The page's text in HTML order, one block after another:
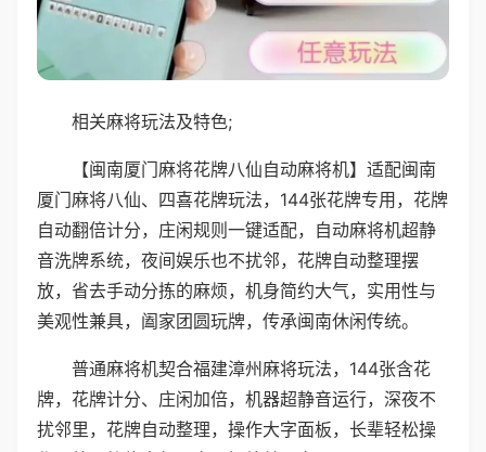
相关麻将玩法及特色;
【闽南厦门麻将花牌八仙自动麻将机】适配闽南
厦门麻将八仙、四喜花牌玩法，144张花牌专用，花牌
自动翻倍计分，庄闲规则一键适配，自动麻将机超静
音洗牌系统，夜间娱乐也不扰邻，花牌自动整理摆
放，省去手动分拣的麻烦，机身简约大气，实用性与
美观性兼具，阖家团圆玩牌，传承闽南休闲传统。
普通麻将机契合福建漳州麻将玩法，144张含花
牌，花牌计分、庄闲加倍，机器超静音运行，深夜不
扰邻里，花牌自动整理，操作大字面板，长辈轻松操